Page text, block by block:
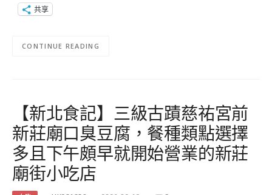
共享
CONTINUE READING
【新北食記】三級古蹟慈祐宮前
新莊廟口臭豆腐，餐種類點選擇
多且下午頗早就開始營業的新莊
廟街小吃店